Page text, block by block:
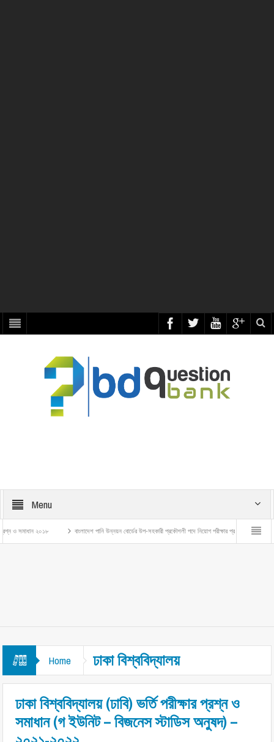
Menu
২০১৮ বাংলাদেশ পানি উন্নয়ন বোর্ডের উপ-সহকারী প্রকৌশলী পদে নিয়োগ পরীক্ষার প্রশ্ন ও সমাধান – ২০২৬
Home ঢাকা বিশ্ববিদ্যালয়
ঢাকা বিশ্ববিদ্যালয় (ঢাবি) ভর্তি পরীক্ষার প্রশ্ন ও
সমাধান (গ ইউনিট – বিজনেস স্টাডিস অনুষদ) –